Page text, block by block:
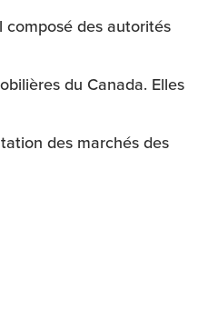
composé des autorités
du Canada. Elles
des marchés des